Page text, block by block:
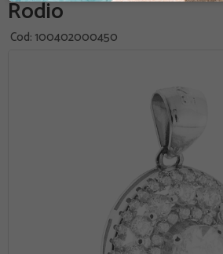
Rodio
Cod: 100402000450